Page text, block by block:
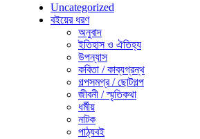
Uncategorized
বইয়ের ধরণ
অনুবাদ
ইতিহাস ও ঐতিহ্য
উপন্যাস
কবিতা / কাব্যগ্রন্থ
গল্পসমগ্র / ছোটগল্প
জীবনী / স্মৃতিকথা
ধর্মীয়
নাটক
পাঠ্যবই